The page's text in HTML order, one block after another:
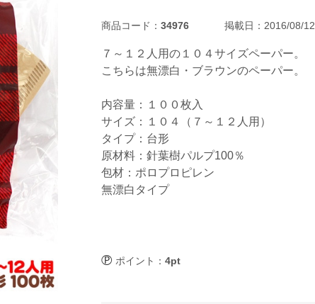
商品コード：34976 掲載日：2016/08/12
７～１２人用の１０４サイズペーパー。
こちらは無漂白・ブラウンのペーパー。
内容量：１００枚入
サイズ：１０４（７～１２人用）
タイプ：台形
原材料：針葉樹パルプ100％
包材：ポロプロピレン
無漂白タイプ
ポイント：4pt